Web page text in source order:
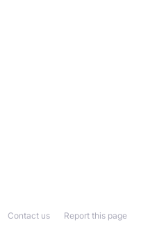
Report this page
Contact us